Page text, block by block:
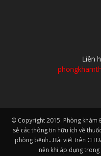
Liên
© Copyright 2015. Phòng khám
sẻ các thông tin hữu ích về
phòng bệnh...Bài viết trên
nên khi áp dụng